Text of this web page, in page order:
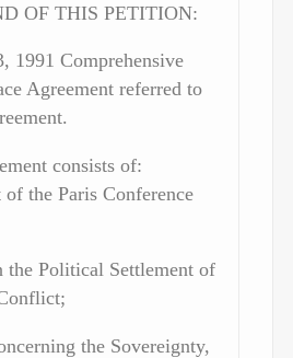
OF THIS PETITION:
1991 Comprehensive
Agreement referred to
consists of:
of the Paris Conference
the Political Settlement of
the Sovereignty,